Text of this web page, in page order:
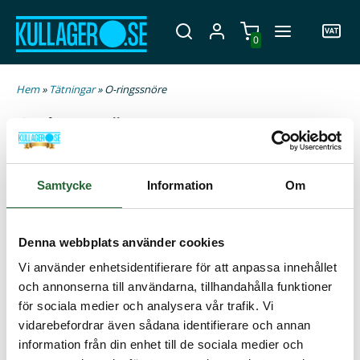
Samtycke Information Om
Denna webbplats använder cookies
Vi använder enhetsidentifierare för att anpassa innehållet
och annonserna till användarna, tillhandahålla funktioner
för sociala medier och analysera vår trafik. Vi
vidarebefordrar även sådana identifierare och annan
information från din enhet till de sociala medier och
0
Hem» Tätningar» O-ringssnöre
O-ringssnöre
O-ringssnöre är en flexibel tätning som används i
industriella och mekaniska system, ofta när standard-O-
ringssnören förhindrar läckage och skyddar mot
material och dimensioner för olika behov.
Material:
NITRIL (NBR) O-ringssnöre